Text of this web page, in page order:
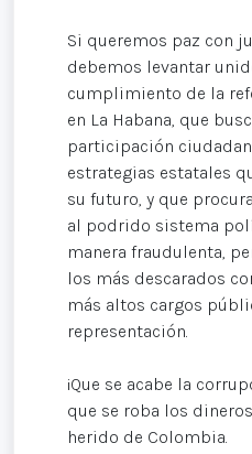
Si queremos paz con
debemos levantar
cumplimiento de la
en La Habana, que
participación
estrategias estatales
su futuro, y que
al podrido sistema
manera fraudulenta,
los más descarados
más altos cargos
representación.
¡Que se acabe la
que se roba los
herido de Colombia.